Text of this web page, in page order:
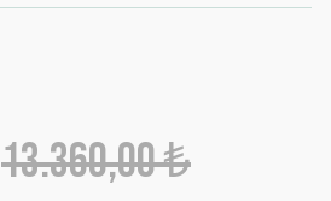
13.360,00 ₺